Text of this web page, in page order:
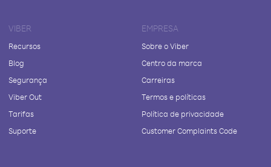
VIBER
Recursos
Blog
Segurança
Viber Out
Tarifas
Suporte
EMPRESA
Sobre o Viber
Centro da marca
Carreiras
Termos e políticas
Política de privacidade
Customer Complaints Code